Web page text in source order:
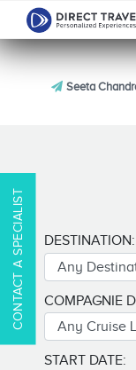
Seeta
CONTACT A SPECIALIST DESTINATION:
COMPAGNIE
START DATE: